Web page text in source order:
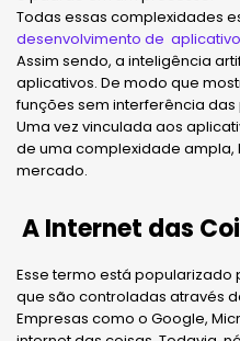
Todas essas complexidades
desenvolvimento de
Assim sendo, a inteligência
aplicativos. De modo que
funções sem interferência das
Uma vez vinculada aos
de uma complexidade
mercado.
A Internet das
Esse termo está
que são controladas através
Empresas como o Google,